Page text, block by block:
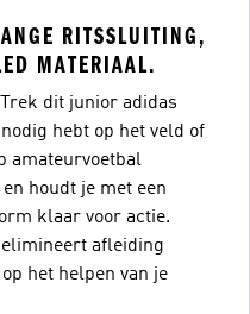
RITSSLUITING,
MATERIAAL.
dit junior adidas
hebt op het veld of
amateurvoetbal
houdt je met een
klaar voor actie.
elimineert afleiding
het helpen van je